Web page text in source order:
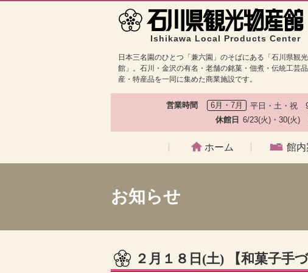
Ishikawa Local Products Center
日本三名園のひとつ「兼六園」のそばにある「石川県観
館」。石川・金沢の有名・老舗の銘菓・佃煮・伝統工芸
産・特産品を一同に集めた商業施設です。
営業時間 6月・7月 平日・土・祝
休館日 6/23(火)・30(火)
ホーム 館内
お知らせ
２月１８日(土) 【和菓子手